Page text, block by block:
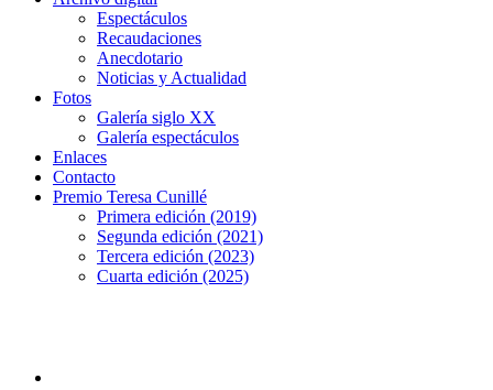
Espectáculos
Recaudaciones
Anecdotario
Noticias y Actualidad
Fotos
Galería siglo XX
Galería espectáculos
Enlaces
Contacto
Premio Teresa Cunillé
Primera edición (2019)
Segunda edición (2021)
Tercera edición (2023)
Cuarta edición (2025)